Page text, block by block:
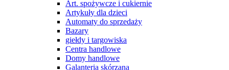
Art. spożywcze i cukiernie
Artykuły dla dzieci
Automaty do sprzedaży
Bazary
giełdy i targowiska
Centra handlowe
Domy handlowe
Galanteria skórzana